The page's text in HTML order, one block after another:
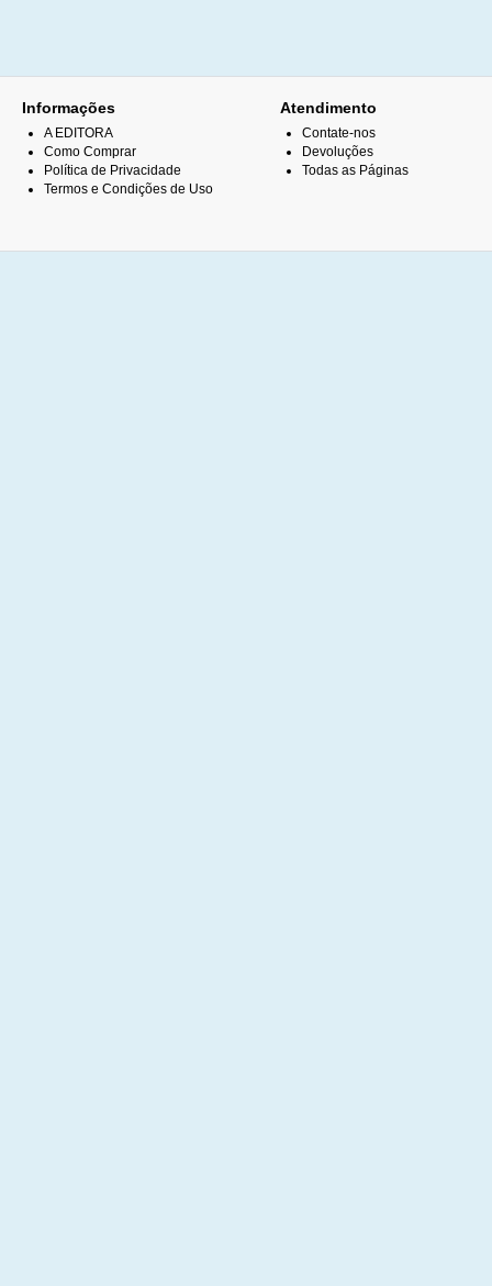
Informações
A EDITORA
Como Comprar
Política de Privacidade
Termos e Condições de Uso
Atendimento
Contate-nos
Devoluções
Todas as Páginas